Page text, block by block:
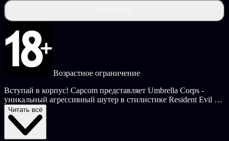
Возрастное ограничение
Вступай в корпус! Capcom представляет Umbrella Corps -
уникальный агрессивный шутер в стилистике Resident Evil с
новыми стратегическими элементами. Вас ждут напряженные
бои на ближней и средней дистанции с применением
укрытий и аналоговой системы прицеливания, щекочущие
нервы матчи без возможности возрождения и многое другое!
Читать всё